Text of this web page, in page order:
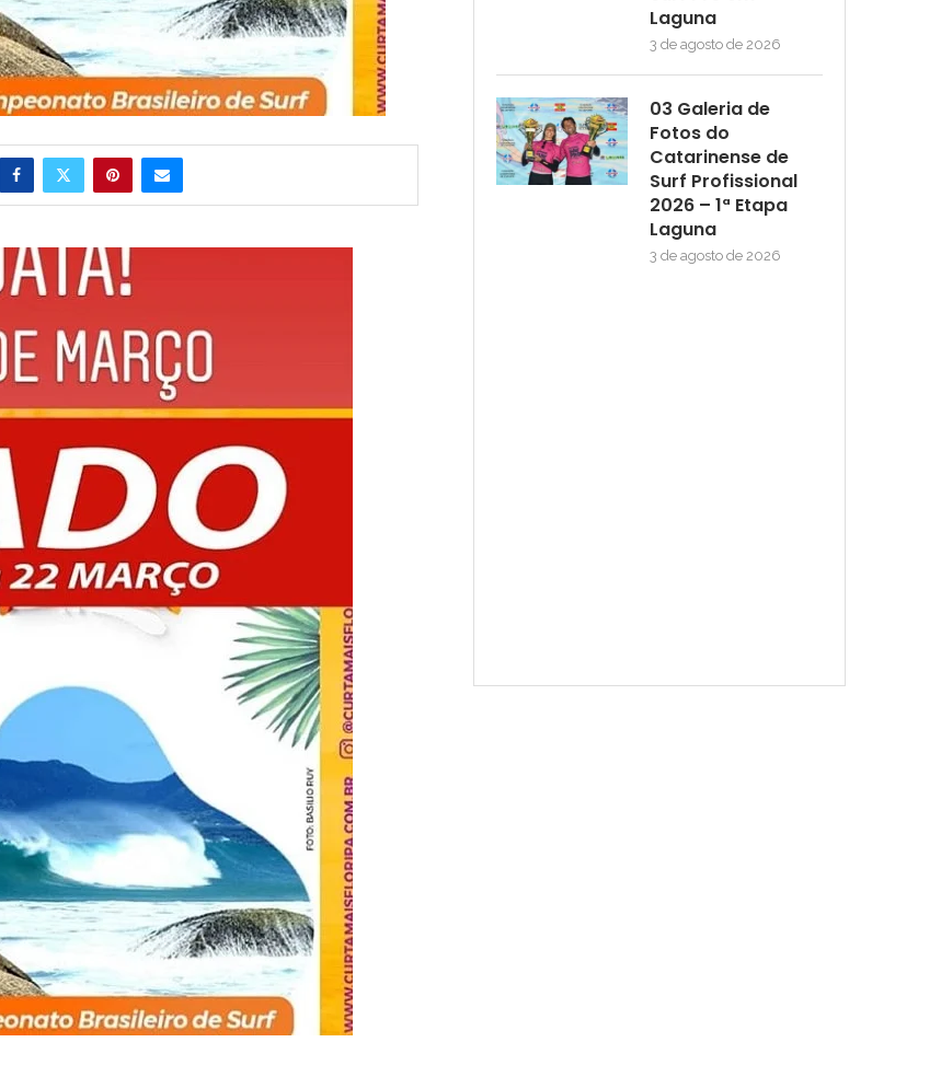
Laguna
3 de agosto de 2026
03 Galeria de
Fotos do
Catarinense de
Surf Profissional
2026 – 1ª Etapa
Laguna
3 de agosto de 2026